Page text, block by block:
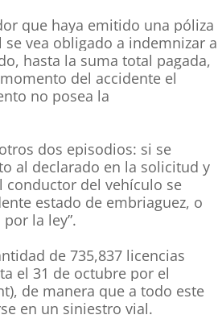
que haya emitido una póliza
vea obligado a indemnizar a
hasta la suma total pagada,
del accidente el
no posea la
dos episodios: si se
al declarado en la solicitud y
conductor del vehículo se
estado de embriaguez, o
la ley”.
de 735,837 licencias
el 31 de octubre por el
de manera que a todo este
en un siniestro vial.